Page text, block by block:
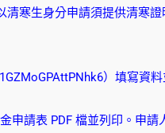
寒生身分申請須提供清寒證
）填寫資
申請表 PDF 檔並列印。申請